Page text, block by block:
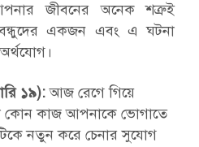
জীবনের অনেক শত্রুই
একজন এবং এ ঘটনা
১৯):আজ রেগে গিয়ে
কোন কাজ আপনাকে ভোগাতে
নতুন করে চেনার সুযোগ